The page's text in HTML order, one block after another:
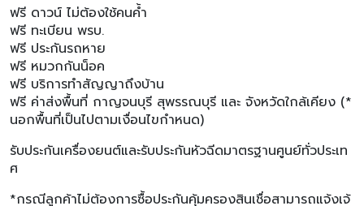
ฟรี ดาวน์ ไม่ต้องใช้คนค้ำ
ฟรี ทะเบียน พรบ.
ฟรี ประกันรถหาย
ฟรี หมวกกันน็อค
ฟรี บริการทำสัญญาถึงบ้าน
ฟรี ค่าส่งพื้นที่ กาญจนบุรี สุพรรณบุรี และ จังหวัดใกล้เคียง (*
นอกพื้นที่เป็นไปตามเงื่อนไขกำหนด)
รับประกันเครื่องยนต์และรับประกันหัวฉีดมาตรฐานศูนย์ทั่วประเท
ศ
*กรณีลูกค้าไม่ต้องการซื้อประกันคุ้มครองสินเชื่อสามารถแจ้งเจ้